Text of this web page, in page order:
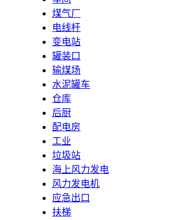
煤气厂
电线杆
变电站
罐装口
输煤场
水泥罐车
仓库
后厨
配电房
工业
垃圾站
海上风力发电
风力发电机
应急出口
扶梯